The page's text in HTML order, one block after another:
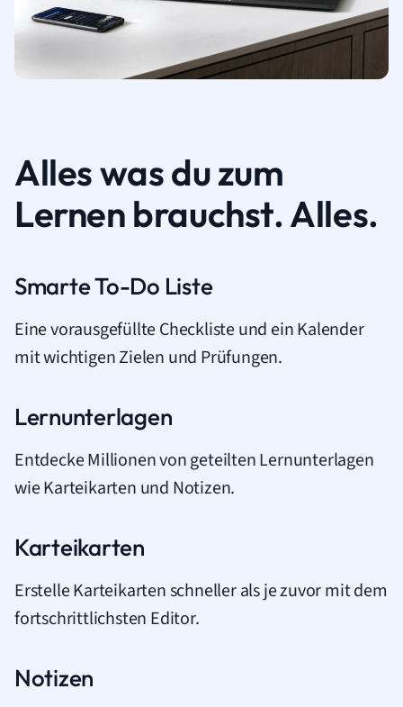
Alles was du zum
Lernen brauchst. Alles.
Smarte To-Do Liste
Eine vorausgefüllte Checkliste und ein Kalender
mit wichtigen Zielen und Prüfungen.
Lernunterlagen
Entdecke Millionen von geteilten Lernunterlagen
wie Karteikarten und Notizen.
Karteikarten
Erstelle Karteikarten schneller als je zuvor mit dem
fortschrittlichsten Editor.
Notizen